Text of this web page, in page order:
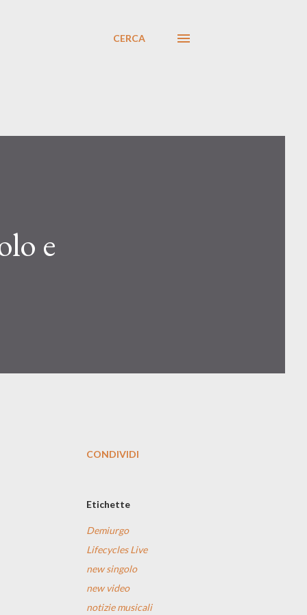
CERCA
e
CONDIVIDI
Etichette
Demiurgo
Lifecycles Live
new singolo
new video
notizie musicali